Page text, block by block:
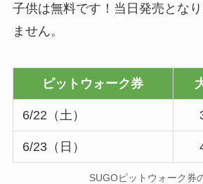
子供は無料です！当日発売とな
ません。
ピットウォーク券
6/22（土）
6/23（日）
SUGOピットウォーク券